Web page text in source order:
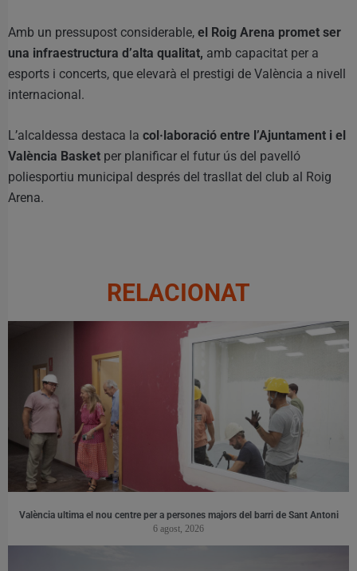
Amb un pressupost considerable, el Roig Arena promet ser
una infraestructura d’alta qualitat, amb capacitat per a
esports i concerts, que elevarà el prestigi de València a nivell
internacional.
L’alcaldessa destaca la col·laboració entre l’Ajuntament i el
València Basket per planificar el futur ús del pavelló
poliesportiu municipal després del trasllat del club al Roig
Arena.
RELACIONAT
València ultima el nou centre per a persones majors del barri de Sant Antoni
6 agost, 2026